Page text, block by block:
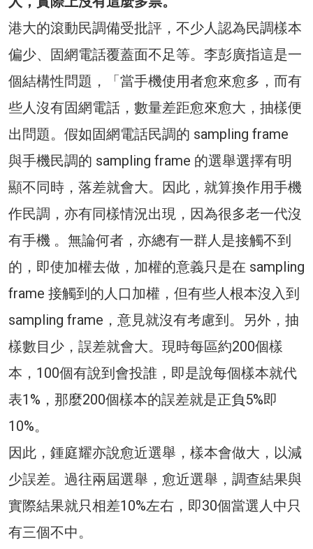
港大的滾動民調備受批評，不少人認為民調樣本
偏少、固網電話覆蓋面不足等。李彭廣指這是一
個結構性問題，「當手機使用者愈來愈多，而有
些人沒有固網電話，數量差距愈來愈大，抽樣便
出問題。假如固網電話民調的 sampling frame
與手機民調的 sampling frame 的選舉選擇有明
顯不同時，落差就會大。因此，就算換作用手機
作民調，亦有同樣情況出現，因為很多老一代沒
有手機 。無論何者，亦總有一群人是接觸不到
的，即使加權去做，加權的意義只是在 sampling
frame 接觸到的人口加權，但有些人根本沒入到
sampling frame，意見就沒有考慮到。另外，抽
樣數目少，誤差就會大。現時每區約200個樣
本，100個有說到會投誰，即是說每個樣本就代
表1%，那麼200個樣本的誤差就是正負5%即
10%。
因此，鍾庭耀亦說愈近選舉，樣本會做大，以減
少誤差。過往兩屆選舉，愈近選舉，調查結果與
實際結果就只相差10%左右，即30個當選人中只
有三個不中。